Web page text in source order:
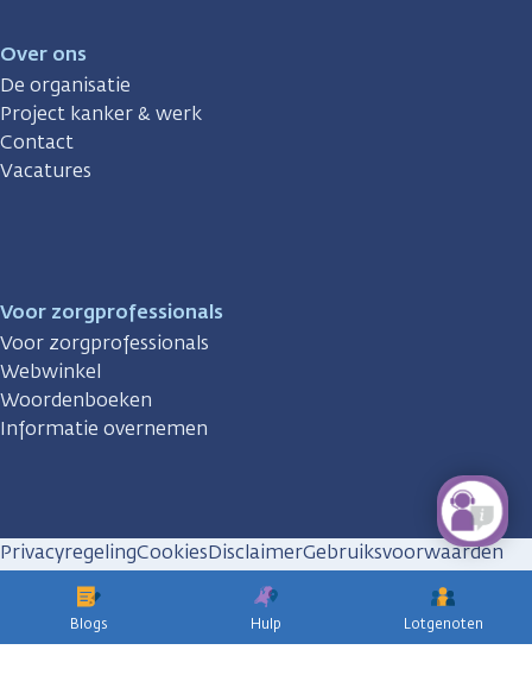
Blogs Hulp Lotgenoten
Over ons
De organisatie
Project kanker & werk
Contact
Vacatures
Voor zorgprofessionals
Voor zorgprofessionals
Webwinkel
Woordenboeken
Informatie overnemen
PrivacyregelingCookiesDisclaimerGebruiksvoorwaarden
Huisregels